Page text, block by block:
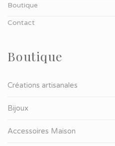
Boutique
Contact
Boutique
Créations artisanales
Bijoux
Accessoires Maison